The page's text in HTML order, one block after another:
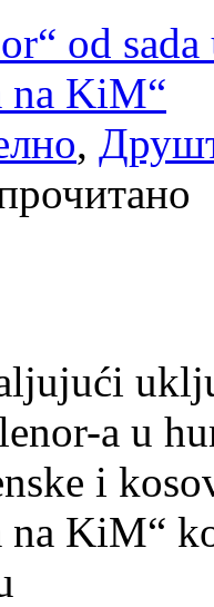
od
na KiM“
,
a u
i
KiM“